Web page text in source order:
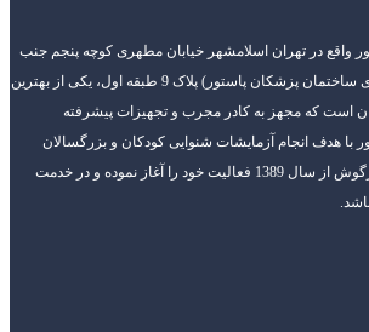
واقع در تهران اسلامشهر خیابان مطهری کوچه پنجم جنب
داروخانه دکتر حاتمی (روبروی ساختمان پزشکان پاستور) پلاک 9 طبقه اول، یکی از بهترین
است که مجهز به کادر مجرب و تجهیزات پیشرفته
با هدف انجام آزمایشات شنوایی کودکان و بزرگسالان
تجویز سمعک و ارزیابی وزوزگوش از سال 1389 فعالیت خود را آغاز نموده و در خدمت